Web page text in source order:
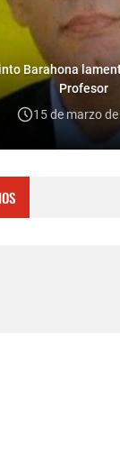
Barahona
Profesor
15 de marzo